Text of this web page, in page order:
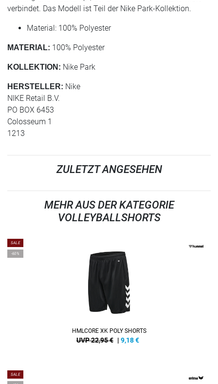
verbindet. Das Modell ist Teil der Nike Park-Kollektion.
Material: 100% Polyester
MATERIAL: 100% Polyester
KOLLEKTION: Nike Park
HERSTELLER: Nike
NIKE Retail B.V.
PO BOX 6453
Colosseum 1
1213
ZULETZT ANGESEHEN
MEHR AUS DER KATEGORIE
VOLLEYBALLSHORTS
SALE
-60%
HMLCORE XK POLY SHORTS
UVP 22,95 € | 9,18€
SALE